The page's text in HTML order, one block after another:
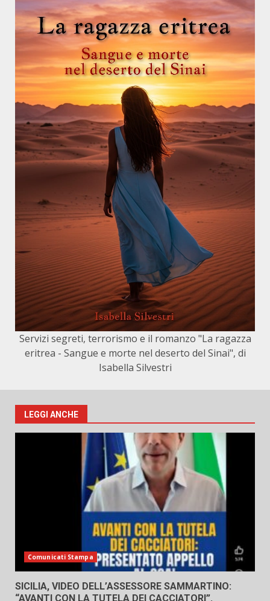
Servizi segreti, terrorismo e il romanzo "La ragazza
eritrea - Sangue e morte nel deserto del Sinai", di
Isabella Silvestri
LEGGI ANCHE
Comunicati Stampa
SICILIA, VIDEO DELL’ASSESSORE SAMMARTINO:
“AVANTI CON LA TUTELA DEI CACCIATORI”.